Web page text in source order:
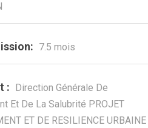
7.5 mois
: Direction Générale De
Et De La Salubrité PROJET
ET DE RESILIENCE URBAINE